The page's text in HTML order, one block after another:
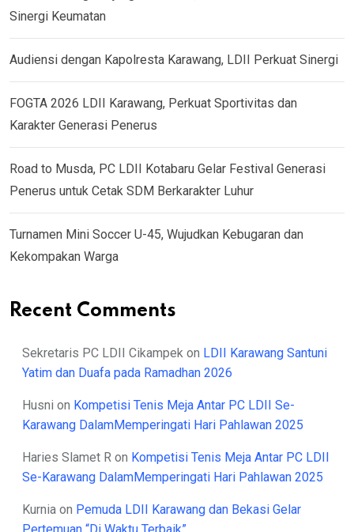
Sinergi Keumatan
Audiensi dengan Kapolresta Karawang, LDII Perkuat Sinergi
FOGTA 2026 LDII Karawang, Perkuat Sportivitas dan
Karakter Generasi Penerus
Road to Musda, PC LDII Kotabaru Gelar Festival Generasi
Penerus untuk Cetak SDM Berkarakter Luhur
Turnamen Mini Soccer U-45, Wujudkan Kebugaran dan
Kekompakan Warga
Recent Comments
Sekretaris PC LDII Cikampek on LDII Karawang Santuni
Yatim dan Duafa pada Ramadhan 2026
Husni on Kompetisi Tenis Meja Antar PC LDII Se-
Karawang DalamMemperingati Hari Pahlawan 2025
Haries Slamet R on Kompetisi Tenis Meja Antar PC LDII
Se-Karawang DalamMemperingati Hari Pahlawan 2025
Kurnia on Pemuda LDII Karawang dan Bekasi Gelar
Pertemuan “Di Waktu Terbaik”